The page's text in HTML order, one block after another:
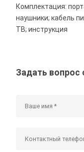
Комплектация:
наушники; кабель
ТВ; инструкция
Задать вопрос